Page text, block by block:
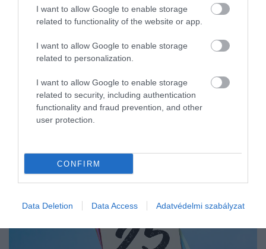
I want to allow Google to enable storage
related to functionality of the website or app.
I want to allow Google to enable storage
related to personalization.
I want to allow Google to enable storage
related to security, including authentication
functionality and fraud prevention, and other
user protection.
CONFIRM
Data Deletion Data Access Adatvédelmi szabályzat